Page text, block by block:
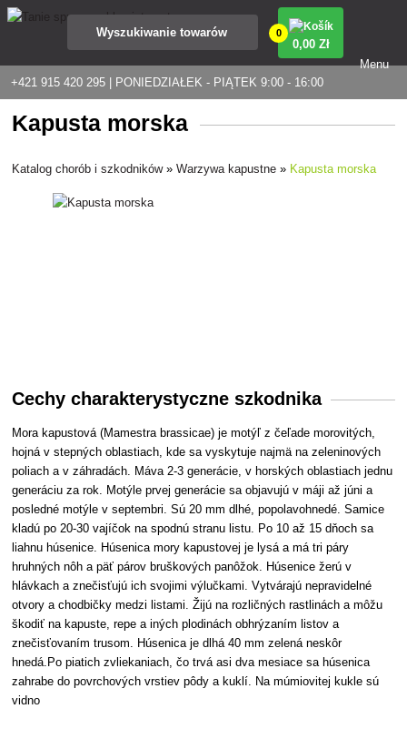
+421 915 420 295 | PONIEDZIAŁEK - PIĄTEK 9:00 - 16:00
0
0,00 Zł
Menu
Kapusta morska
Katalog chorób i szkodników»Warzywa kapustne » Kapusta morska
Cechy charakterystyczne szkodnika
Mora kapustová (Mamestra brassicae) je motýľ z čeľade morovitých,
hojná v stepných oblastiach, kde sa vyskytuje najmä na zeleninových
poliach a v záhradách. Máva 2-3 generácie, v horských oblastiach jednu
generáciu za rok. Motýle prvej generácie sa objavujú v máji až júni a
posledné motýle v septembri. Sú 20 mm dlhé, popolavohnedé. Samice
kladú po 20-30 vajíčok na spodnú stranu listu. Po 10 až 15 dňoch sa
liahnu húsenice. Húsenica mory kapustovej je lysá a má tri páry
hruhných nôh a päť párov bruškových panôžok. Húsenice žerú v
hlávkach a znečisťujú ich svojimi výlučkami. Vytvárajú nepravidelné
otvory a chodbičky medzi listami. Žijú na rozličných rastlinách a môžu
škodiť na kapuste, repe a iných plodinách obhrýzaním listov a
znečisťovaním trusom. Húsenica je dlhá 40 mm zelená neskôr
hnedá.Po piatich zvliekaniach, čo trvá asi dva mesiace sa húsenica
zahrabe do povrchových vrstiev pôdy a kuklí. Na múmiovitej kukle sú
vidno